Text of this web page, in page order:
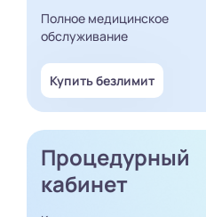
Полное медицинское
обслуживание
Купить безлимит
Процедурный
кабинет